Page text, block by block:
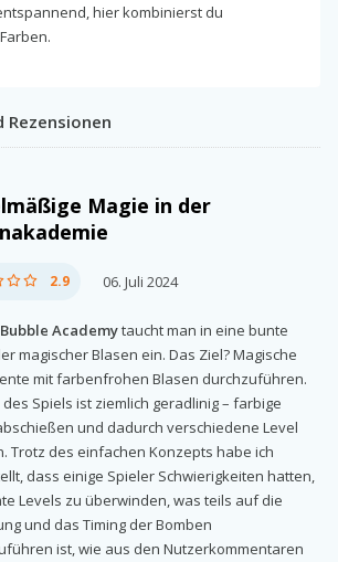
hier kombinierst du
Rezensionen
Magie in der
2.9 06. Juli 2024
Bubble Academytaucht man in eine bunte
magischer Blasen ein. Das Ziel? Magische
mit farbenfrohen Blasen durchzuführen.
Spiels ist ziemlich geradlinig – farbige
und dadurch verschiedene Level
Trotz des einfachen Konzepts habe ich
dass einige Spieler Schwierigkeiten hatten,
Levels zu überwinden, was teils auf die
und das Timing der Bomben
ist, wie aus den Nutzerkommentaren